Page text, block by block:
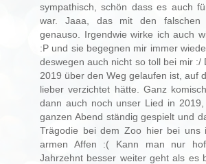
sympathisch, schön dass es auch
war. Jaaa, das mit den falschen
genauso. Irgendwie wirke ich auch
:P und sie begegnen mir immer
deswegen auch nicht so toll bei mir :/
2019 über den Weg gelaufen ist, auf
lieber verzichtet hätte. Ganz
dann auch noch unser Lied in
ganzen Abend ständig gespielt und
Trägodie bei dem Zoo hier bei uns
armen Affen :( Kann man nur
Jahrzehnt besser weiter geht als es